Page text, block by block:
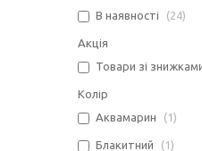
В наявності
24
Акція
Товари зі
Колір
Аквамарин
1
Блакитний 1